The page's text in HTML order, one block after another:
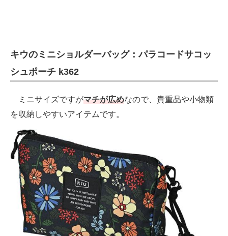
キウのミニショルダーバッグ：パラコードサコッ
シュポーチ k362
ミニサイズですがマチが広めなので、貴重品や小物類
を収納しやすいアイテムです。